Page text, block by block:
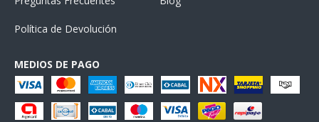
Política de Devolución
MEDIOS DE PAGO